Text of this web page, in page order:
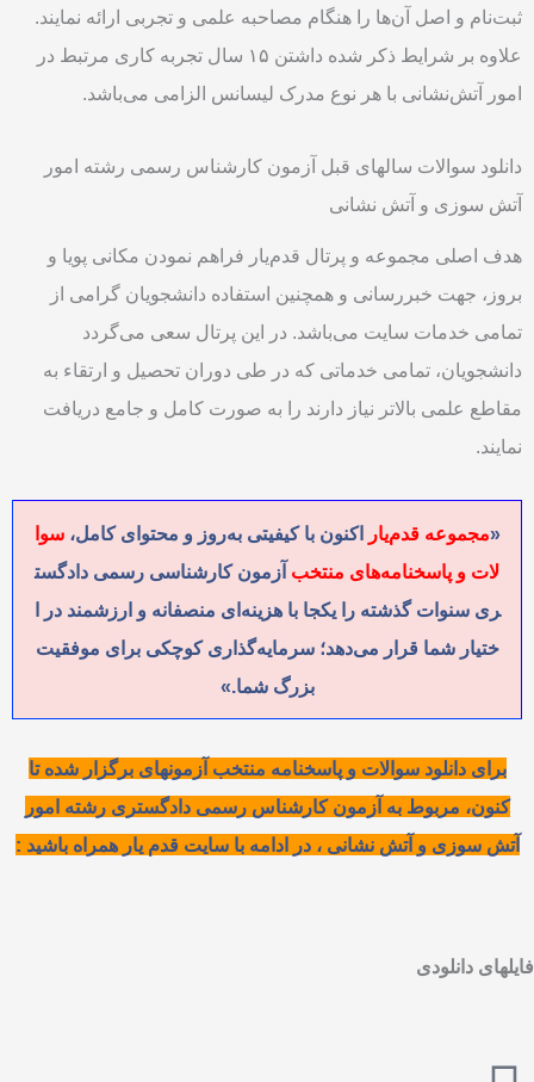
ثبت‌نام و اصل آن‌ها را هنگام مصاحبه علمی و تجربی ارائه نمایند.
علاوه بر شرایط ذکر شده داشتن ۱۵ سال تجربه کاری مرتبط در
امور آتش‌نشانی با هر نوع مدرک لیسانس الزامی می‌باشد.
دانلود سوالات سالهای قبل آزمون کارشناس رسمی رشته امور
آتش سوزی و آتش نشانی
هدف اصلی مجموعه و پرتال قدم‌یار فراهم نمودن مکانی پویا و
بروز، جهت خبررسانی و همچنین استفاده دانشجویان گرامی از
تمامی خدمات سایت می‌باشد. در این پرتال سعی می‌گردد
دانشجویان، تمامی خدماتی که در طی دوران تحصیل و ارتقاء به
مقاطع علمی بالاتر نیاز دارند را به صورت کامل و جامع دریافت
نمایند.
«مجموعه قدم‌یار اکنون با کیفیتی به‌روز و محتوای کامل،سوا
لات و پاسخنامه‌های منتخب آزمون کارشناسی رسمی دادگست
ری سنوات گذشته را یکجا با هزینه‌ای منصفانه و ارزشمند در ا
ختیار شما قرار می‌دهد؛ سرمایه‌گذاری کوچکی برای موفقیت
بزرگ شما.»
برای دانلود سوالات و پاسخنامه منتخب آزمونهای برگزار شده تا
کنون، مربوط به آزمون کارشناس رسمی دادگستری رشته امور
آتش سوزی و آتش نشانی ، در ادامه با سایت قدم یار همراه باشید :
فایلهای دانلودی